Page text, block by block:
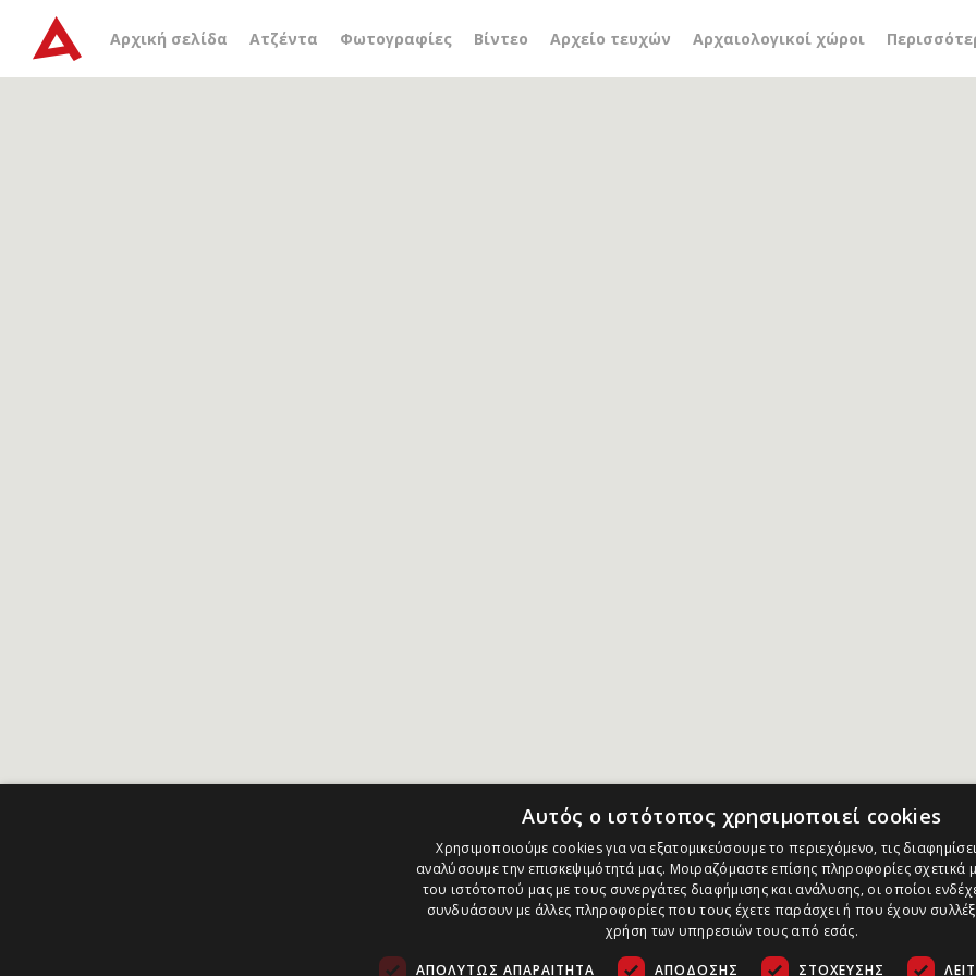
Αρχική σελίδα Ατζέντα Φωτογραφίες Βίντεο Αρχείο τευχών Αρχαιολογικοί χώροι
Αρχείο ετικέτας δημόσια βιβλιοθήκη κόνιτσας
Αυτός ο ιστότοπος χρησιμοποιεί cookies
Χρησιμοποιούμε cookies για να εξατομικεύσουμε το περιεχόμενο, τις
αναλύσουμε την επισκεψιμότητά μας. Μοιραζόμαστε επίσης πληροφορίες σχετικά
του ιστότοπού μας με τους συνεργάτες διαφήμισης και ανάλυσης, οι οποίοι
συνδυάσουν με άλλες πληροφορίες που τους έχετε παράσχει ή που έχουν
χρήση των υπηρεσιών τους από εσάς.
ΑΠΟΛΎΤΩΣ ΑΠΑΡΑΊΤΗΤΑ ΑΠΌΔΟΣΗΣ ΣΤΌΧΕΥΣΗΣ